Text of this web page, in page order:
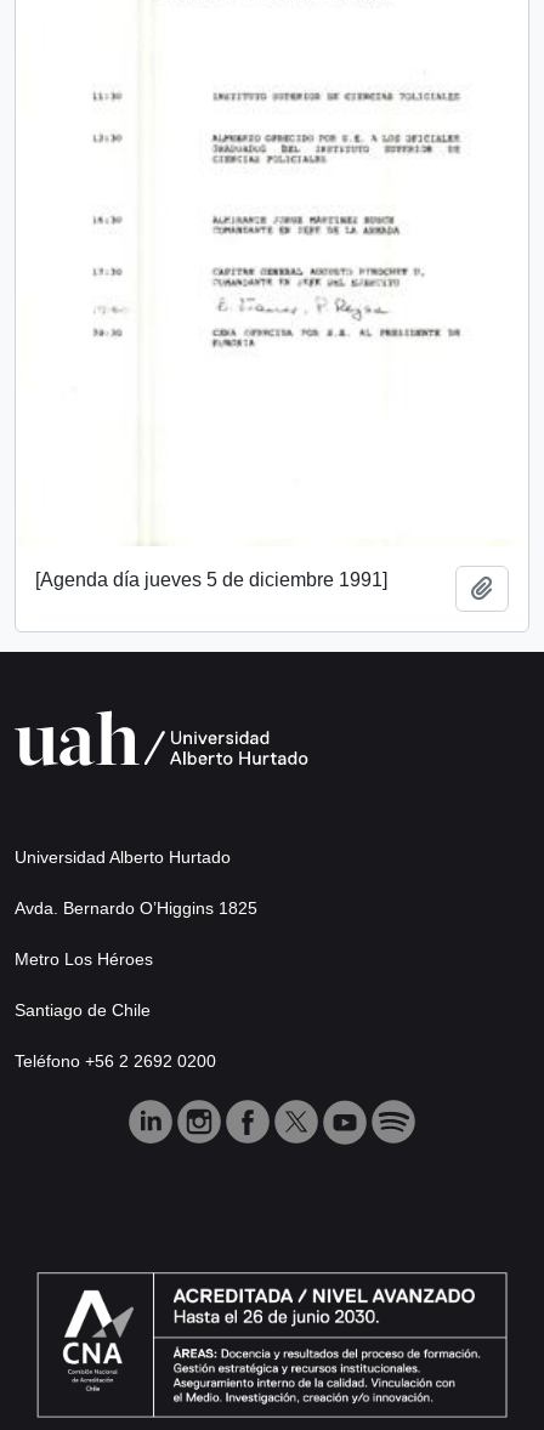
[Agenda día jueves 5 de diciembre 1991]
Universidad Alberto Hurtado
Avda. Bernardo O’Higgins 1825
Metro Los Héroes
Santiago de Chile
Teléfono +56 2 2692 0200